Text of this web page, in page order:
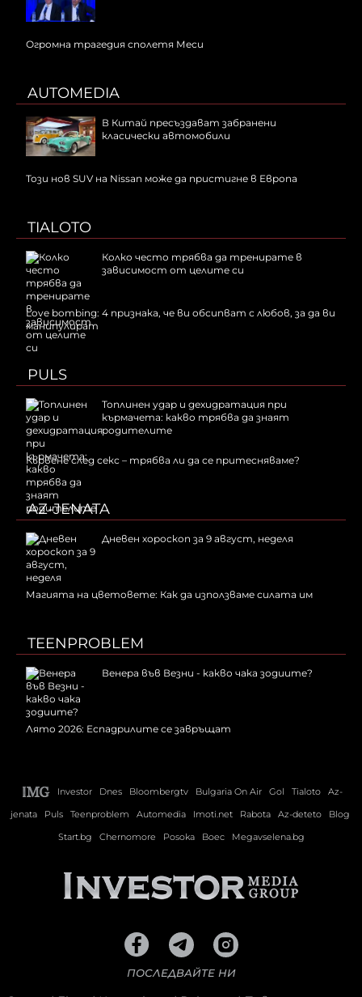
Огромна трагедия сполетя Меси
AUTOMEDIA
В Китай пресъздават забранени
класически автомобили
Този нов SUV на Nissan може да пристигне в Европа
TIALOTO
Колко често трябва да тренирате в
зависимост от целите си
Love bombing: 4 признака, че ви обсипват с любов, за да ви
манипулират
PULS
Топлинен удар и дехидратация при
кърмачета: какво трябва да знаят
родителите
Кървене след секс – трябва ли да се притесняваме?
AZ-JENATA
Дневен хороскоп за 9 август, неделя
Магията на цветовете: Как да използваме силата им
TEENPROBLEM
Венера във Везни - какво чака зодиите?
Лято 2026: Еспадрилите се завръщат
Investor Dnes Bloombergtv Bulgaria On Air Gol Tialoto
Az-
jenata
Puls Teenproblem Automedia Imoti.net Rabota Az-deteto
Blog
Start.bg
Chernomore Posoka Boec Megavselena.bg
ПОСЛЕДВАЙТЕ НИ